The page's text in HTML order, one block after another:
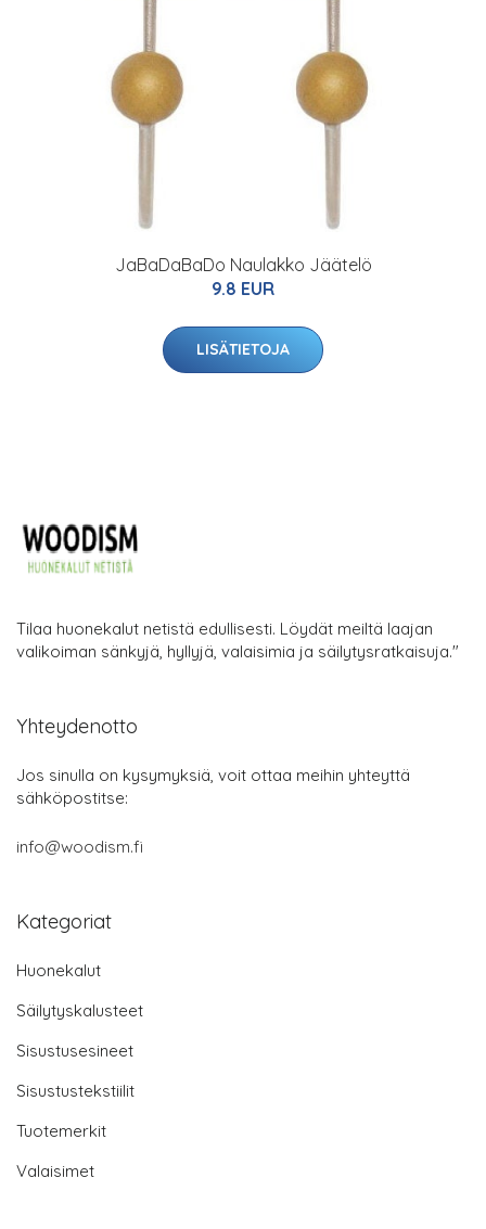
JaBaDaBaDo Naulakko Jäätelö
9.8 EUR
LISÄTIETOJA
Tilaa huonekalut netistä edullisesti. Löydät meiltä laajan
valikoiman sänkyjä, hyllyjä, valaisimia ja säilytysratkaisuja."
Yhteydenotto
Jos sinulla on kysymyksiä, voit ottaa meihin yhteyttä
sähköpostitse:
info@woodism.fi
Kategoriat
Huonekalut
Säilytyskalusteet
Sisustusesineet
Sisustustekstiilit
Tuotemerkit
Valaisimet